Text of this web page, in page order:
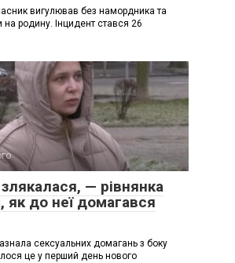
вигулював без намордника та
на родину. Інцидент стався 26
— рівнянка
як до неї домагався
сексуальних домагань з боку
це у перший день нового